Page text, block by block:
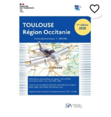
favorite_border